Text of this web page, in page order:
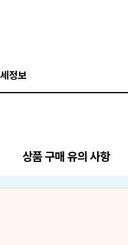
정보
상품 구매 유의 사항